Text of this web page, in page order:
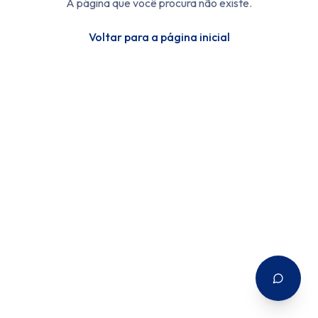
A página que você procura não existe.
Voltar para a página inicial